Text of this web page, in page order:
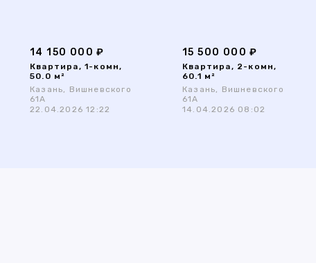
14 150 000 ₽
Квартира, 1-комн,
50.0 м²
Казань, Вишневского
61А
22.04.2026 12:22
15 500 000 ₽
Квартира, 2-комн,
60.1 м²
Казань, Вишневского
61А
14.04.2026 08:02